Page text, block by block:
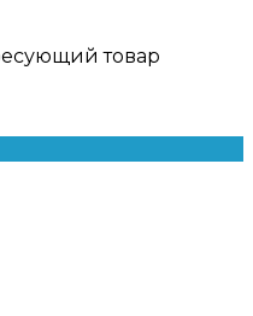
товар